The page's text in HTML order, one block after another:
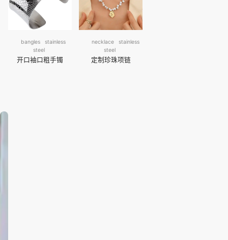
bangles
stainless
steel
开口袖口粗手镯
necklace
stainless
steel
定制珍珠项链